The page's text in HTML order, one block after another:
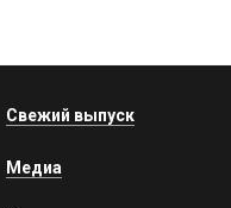
Свежий выпуск
Медиа